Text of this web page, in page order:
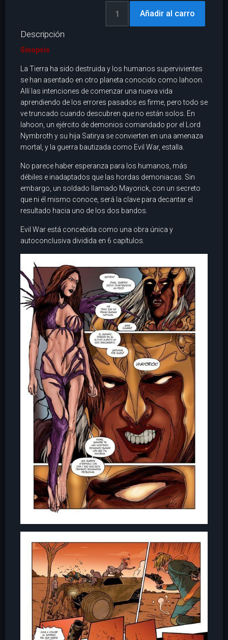
Descripción
Sinopsis
La Tierra ha sido destruida y los humanos supervivientes
se han asentado en otro planeta conocido como Iahoon.
Allí las intenciones de comenzar una nueva vida
aprendiendo de los errores pasados es firme, pero todo se
ve truncado cuando descubren que no están solos. En
Iahoon, un ejército de demonios comandado por el Lord
Nymbroth y su hija Satirya se convierten en una amenaza
mortal, y la guerra bautizada como Evil War, estalla.
No parece haber esperanza para los humanos, más
débiles e inadaptados que las hordas demoniacas. Sin
embargo, un soldado llamado Mayorick, con un secreto
que ni él mismo conoce, será la clave para decantar el
resultado hacia uno de los dos bandos.
Evil War está concebida como una obra única y
autoconclusiva dividida en 6 capítulos.